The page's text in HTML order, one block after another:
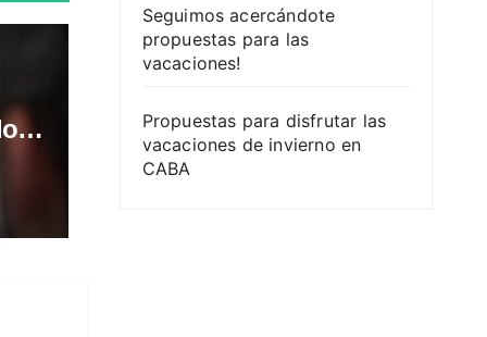
Seguimos acercándote
propuestas para las
vacaciones!
Propuestas para disfrutar las
vacaciones de invierno en
CABA